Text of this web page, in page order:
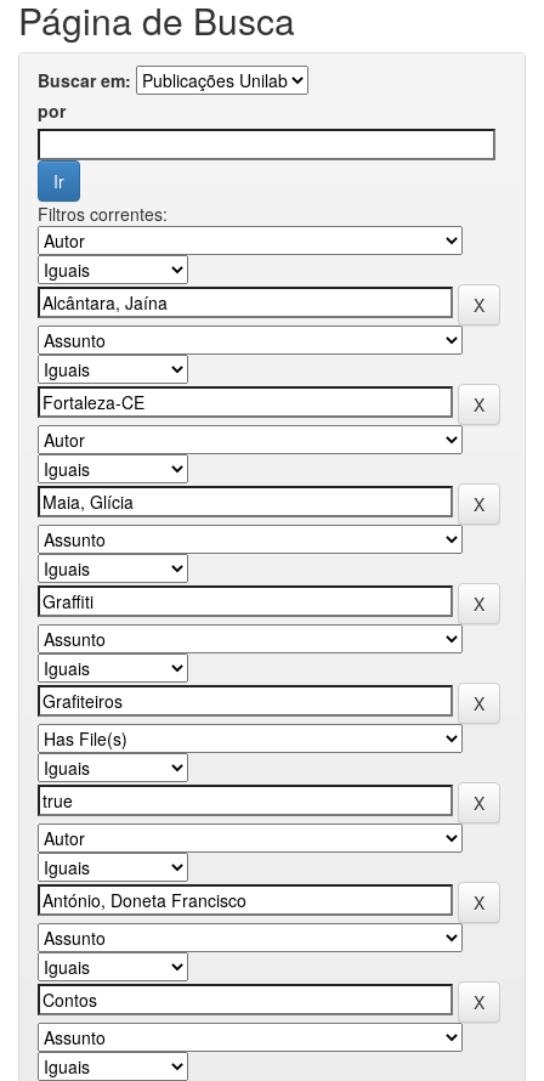
Página de Busca
Buscar em:
por
Filtros correntes: